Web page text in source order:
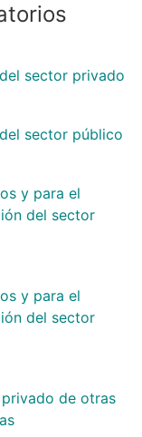
sector privado
sector público
y para el
del sector
y para el
del sector
de otras